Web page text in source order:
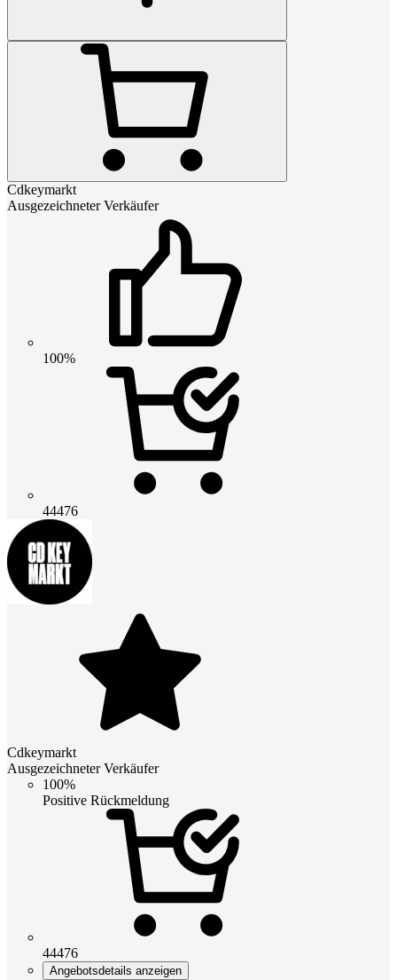
Cdkeymarkt
Ausgezeichneter Verkäufer
100%
44476
Cdkeymarkt
Ausgezeichneter Verkäufer
100%
Positive Rückmeldung
44476
Angebotsdetails anzeigen